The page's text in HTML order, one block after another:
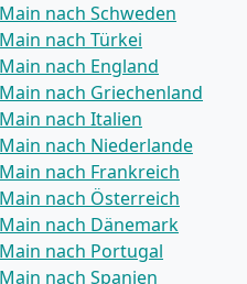
nach Schweden
nach Türkei
nach England
nach Griechenland
nach Italien
nach Niederlande
nach Frankreich
nach Österreich
nach Dänemark
nach Portugal
nach Spanien